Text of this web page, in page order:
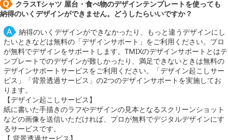
クラスTシャツ 屋台・食べ物のデザインテンプレートを使っても
納得のいくデザインができません。どうしたらいいですか？
納得のいくデザインができなかったり、もっと違うデザインにし
たいときなどは無料の「デザインサポート」をご利用ください。プロ
が無料でデザインをサポートします。TMIXのデザインサポートとはテ
ンプレートでのデザインが難しかったり、満足できないときは無料の
デザインサポートサービスをご利用ください。「デザイン起こしサー
ビス」「背景透過サービス」の2つのデザインサポートを実施してお
ります。
【デザイン起こしサービス】
紙に書いた手描きのラフやデザインの見本となるスクリーンショット
などの画像を送信いただければ、プロが無料でデジタルデザインにす
るサービスです。